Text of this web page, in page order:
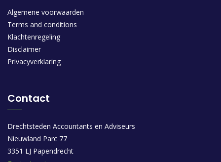
Algemene voorwaarden
Terms and conditions
Klachtenregeling
Disclaimer
Privacyverklaring
Contact
Drechtsteden Accountants en Adviseurs
Nieuwland Parc 77
3351 LJ Papendrecht